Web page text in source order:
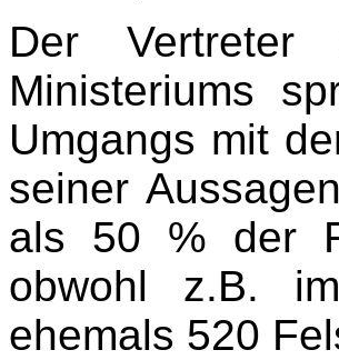
Der Vertreter
Ministeriums
Umgangs mit
seiner
als 50 % der
obwohl z.B.
ehemals 520